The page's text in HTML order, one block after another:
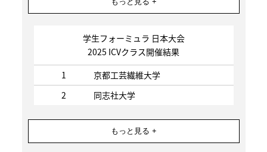
学生フォーミュラ 日本大会
2025 ICVクラス開催結果
1
京都工芸繊維大学
2
同志社大学
もっと見る +